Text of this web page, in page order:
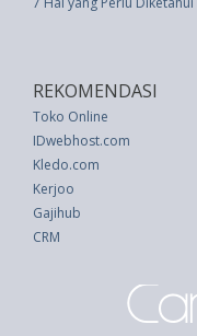
REKOMENDASI
Toko Online
IDwebhost.com
Kledo.com
Kerjoo
Gajihub
CRM